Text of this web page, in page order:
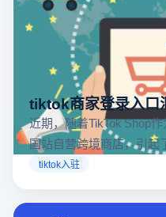
tiktok商家登录入口
近期，随着TikTok Shop
国站自营跨境商店，引起
店已覆盖美国、英国及东
tiktok入驻